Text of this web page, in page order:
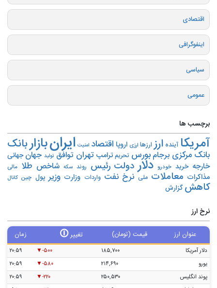
اقتصادی
اینفوگرافی
سیاسی
عمومی
برچسب ها
آمریکا آینده ارز ارزها ارزی اروپا اقتصاد امنیت ایرانبازار بانک
بانک مرکزی برجام بورس تحریم‌ ترامپ تهران توافق تولید جهان جهانی
خارجه خرید خودرو دلار دولت رئیس روند سکه شاخص طلا مالی
مذاکرات معاملات ملی نرخ نفت واردات وزارت وزیر پول چین کانال
کاهش گزارش
نرخ ارز
عنوان ارز قیمت (تومان) تغییر🛈 زمان
دلار آمریکا ۱۸۵,۷۰۰ -۵۰۰
۲۰:۵۹
یورو
۲۱۴,۶۹۰ -۵۸۰
۲۰:۵۹
پوند انگلیس
۲۵۰,۵۳۰ -۲۲۰
۲۰:۵۹